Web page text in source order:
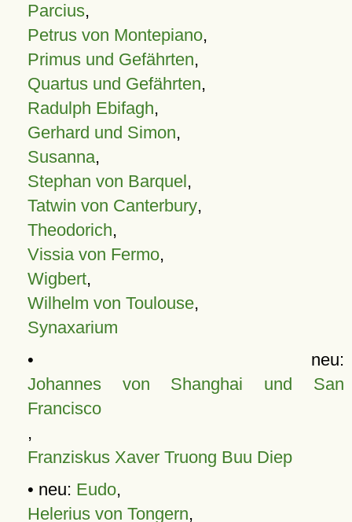
Parcius,
Petrus von Montepiano,
Primus und Gefährten,
Quartus und Gefährten,
Radulph Ebifagh,
Gerhard und Simon,
Susanna,
Stephan von Barquel,
Tatwin von Canterbury,
Theodorich,
Vissia von Fermo,
Wigbert,
Wilhelm von Toulouse,
Synaxarium
• neu:
Johannes von Shanghai und San
Francisco
,
Franziskus Xaver Truong Buu Diep
• neu: Eudo,
Helerius von Tongern,